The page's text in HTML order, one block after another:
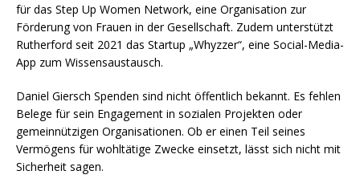
für das Step Up Women Network, eine Organisation zur
Förderung von Frauen in der Gesellschaft. Zudem unterstützt
Rutherford seit 2021 das Startup „Whyzzer“, eine Social-Media-
App zum Wissensaustausch.
Daniel Giersch Spenden sind nicht öffentlich bekannt. Es fehlen
Belege für sein Engagement in sozialen Projekten oder
gemeinnützigen Organisationen. Ob er einen Teil seines
Vermögens für wohltätige Zwecke einsetzt, lässt sich nicht mit
Sicherheit sagen.